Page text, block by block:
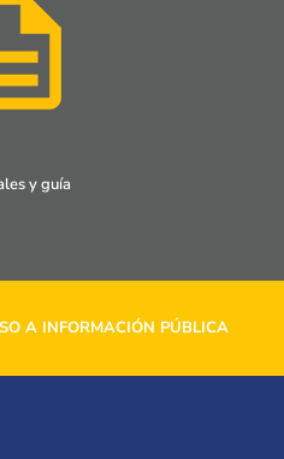
y guía
A INFORMACIÓN PÚBLICA